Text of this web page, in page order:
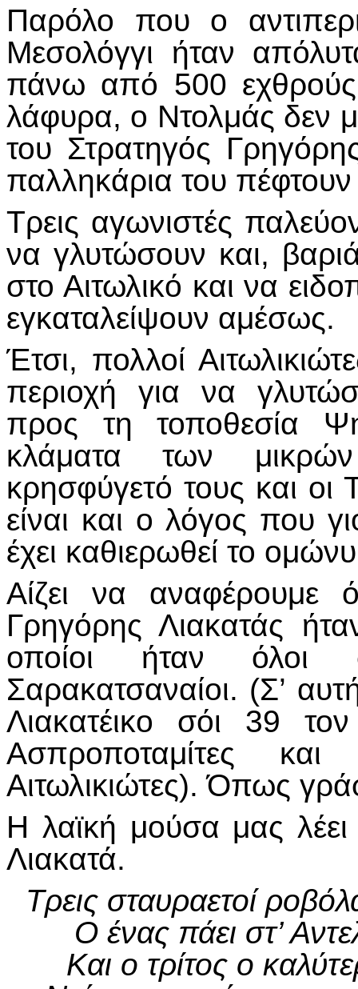
Παρόλο που ο
Μεσολόγγι ήταν
πάνω από 500
λάφυρα, ο Ντολμάς δεν
του Στρατηγός
παλληκάρια του πέφτουν
Τρεις αγωνιστές
να γλυτώσουν και,
στο Αιτωλικό και να
εγκαταλείψουν αμέσως.
Έτσι, πολλοί
περιοχή για να
προς τη τοποθεσία
κλάματα των
κρησφύγετό τους και οι
είναι και ο λόγος που
έχει καθιερωθεί το
Αίζει να
Γρηγόρης Λιακατάς
οποίοι ήταν όλοι
Σαρακατσαναίοι. (Σ’
Λιακατέικο σόι 39
Ασπροποταμίτες
Αιτωλικιώτες). Όπως
Η λαϊκή μούσα μας
Λιακατά.
Τρεις σταυραετοί
Ο ένας πάει στ’
Και ο τρίτος ο